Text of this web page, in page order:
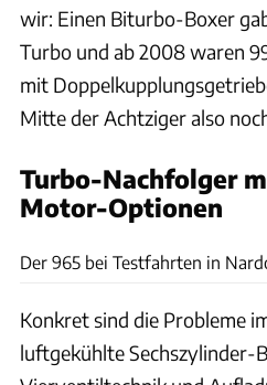
wir: Einen Biturbo-Boxer
Turbo und ab 2008 waren
mit
Mitte der Achtziger also
Turbo-Nachfolger
Motor-Optionen
Der 965 bei Testfahrten in
Konkret sind die Probleme
luftgekühlte Sechszylinder-